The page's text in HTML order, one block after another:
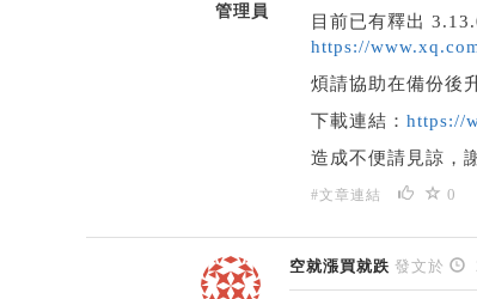
管理員
目前已有釋出
https://
煩請協助在備份後
下載連結：https://
造成不便請見諒，
#文章連結 0
空就漲買就跌 發文於